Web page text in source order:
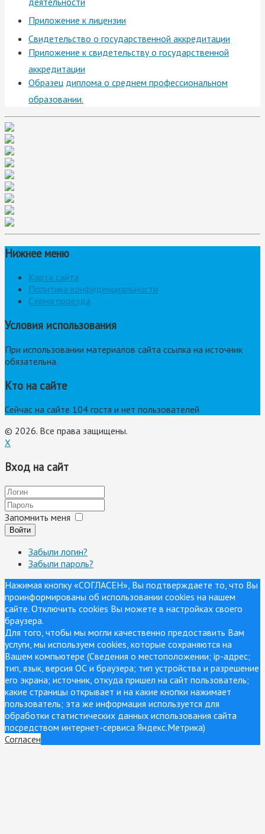
Приложение к лицензии
Свидетельство о государственной аккредитации
Приложение к свидетельству о государственной
аккредитации
Образец диплома о среднем профессиональном
образовании.
Нижнее меню
Карта сайта
Политика конфиденциальности
Схема проезда
Условия использования
При использовании материалов сайта ссылка на источник
обязательна.
Кто на сайте
Сейчас на сайте 104 гостя и нет пользователей
© 2026. Все права защищены.
X
Вход на сайт
Запомнить меня
Войти
Забыли логин?
Забыли пароль?
Нажимая кнопку «СОГЛАСЕН», Вы подтверждаете то, что Вы
проинформированы об использовании cookies на нашем
сайте. Отключить cookies Вы можете в настройках своего
браузера.
Для того, чтобы мы могли качественно предоставить Вам
услуги, мы используем cookies, которые сохраняются на
Вашем компьютере (Сведения о местоположении; ip-адрес;
тип, язык, версия ОС и браузера; тип устройства и разрешение
его экрана; источник, откуда пришел на сайт пользователь;
какие страницы открывает и на какие кнопки нажимает
пользователь; эта же информация используется для
обработки статистических данных использования сайта
посредством интернет-сервиса Яндекс.Метрика)
Согласен